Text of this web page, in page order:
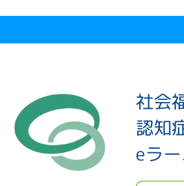
社会
認知
eラ